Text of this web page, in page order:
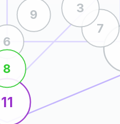
11
6
9
8
7
3